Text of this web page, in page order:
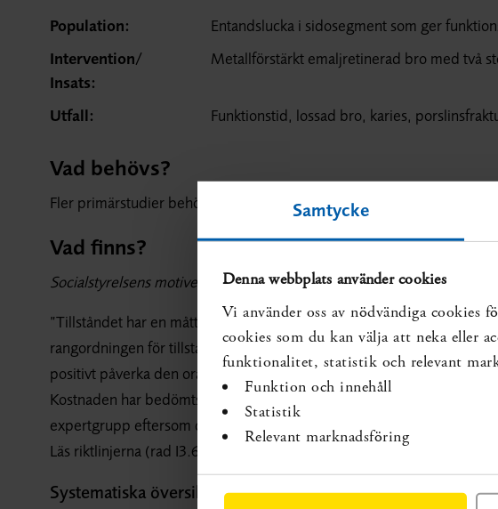
Samtycke
Denna webbplats använder cookies
Vi använder oss av nödvändiga cookies
cookies som du kan välja att neka eller
funktionalitet, statistik och relevant
Funktion och innehåll
Statistik
Relevant marknadsföring
Population:
Entandslucka i sidosegment som ger
Intervention/
Insats:
Metallförstärkt emaljretinerad bro med två
Utfall: Funktionstid, lossad bro, karies,
Vad behövs?
Fler primärstudier behövs.
Vad finns?
Socialstyrelsens motivering till rekommendation:
”Tillståndet har en måttlig påverkan på den orala hälsan, vilket
rangordningen för tillståndet. Åtgärden metallförstärkt emaljretinerad
positivt påverka den orala hälsan. Det finns en risk för att
Kostnaden har bedömts som måttlig per vunnen effekt. Effekten av
expertgrupp eftersom det vetenskapliga underlaget är bristfälligt.”
Läs riktlinjerna (rad I3.6).
Systematiska översikter som visar på kunskapsluckan: